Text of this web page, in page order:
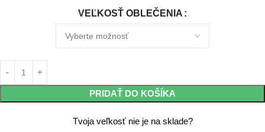
VEĽKOSŤ OBLEČENIA
PRIDAŤ DO KOŠÍKA
Tvoja veľkosť nie je na sklade?